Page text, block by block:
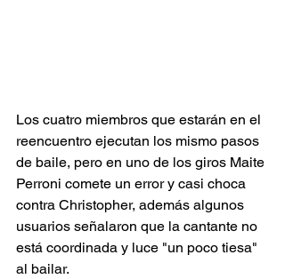
Los cuatro miembros que estarán en el
reencuentro ejecutan los mismo pasos
de baile, pero en uno de los giros Maite
Perroni comete un error y casi choca
contra Christopher, además algunos
usuarios señalaron que la cantante no
está coordinada y luce "un poco tiesa"
al bailar.